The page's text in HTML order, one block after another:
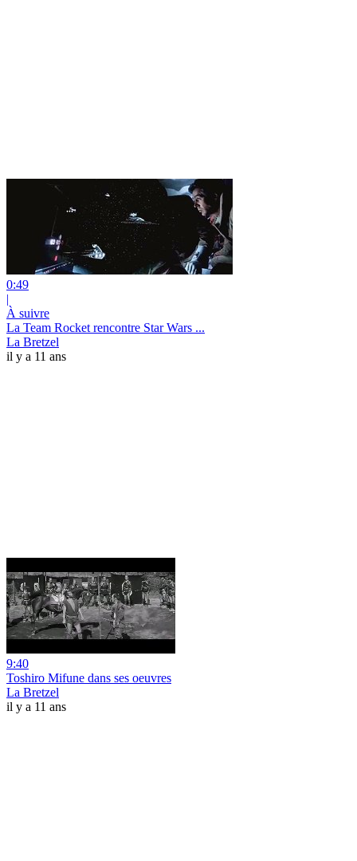
0:49
|
À suivre
La Team Rocket rencontre Star Wars ...
La Bretzel
il y a 11 ans
9:40
Toshiro Mifune dans ses oeuvres
La Bretzel
il y a 11 ans